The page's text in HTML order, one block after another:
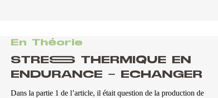
En Théorie
STRESS THERMIQUE EN
ENDURANCE – ECHANGER
Dans la partie 1 de l’article, il était question de la production de